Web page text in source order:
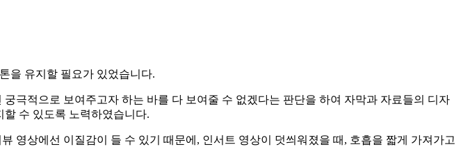
을 유지할 필요가 있었습니다.
극적으로 보여주고자 하는 바를 다 보여줄 수 없겠다는 판단을 하여 자막과 자료들의 디자
수 있도록 노력하였습니다.
영상에선 이질감이 들 수 있기 때문에, 인서트 영상이 덧씌워졌을 때, 호흡을 짧게 가져가고